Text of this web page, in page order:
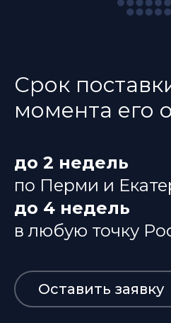
Срок
момента его
до 2 недель
по Перми и
до 4 недель
в любую точку
Оставить заявку